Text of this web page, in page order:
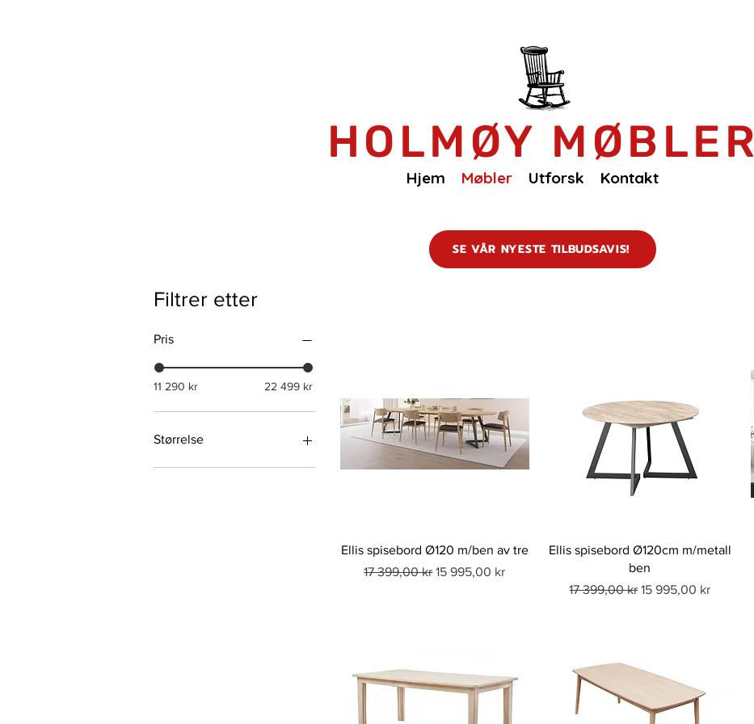
HOLMØY MØBLER
Hjem Møbler Utforsk Kontakt
Filtrer etter
Pris
11 290 kr 22 499 kr
Størrelse
200/300x105x75 cm
Ellis spisebord Ø120 m/ben av tre
Vanlig pris
17 399,00 kr Salgspris
15 995,00 kr
Ellis spisebord Ø120cm m/metall
ben
Vanlig pris
17 399,00 kr Salgspris
15 995,00 kr
SE VÅR NYESTE TILBUDSAVIS!